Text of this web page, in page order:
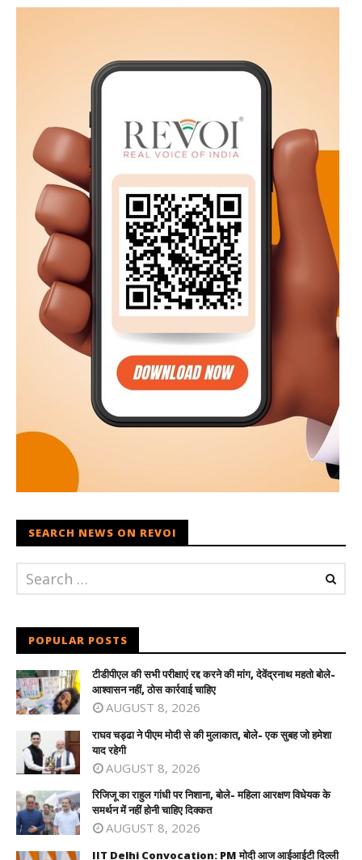
SEARCH NEWS ON REVOI
POPULAR POSTS
टीडीपीएल की सभी परीक्षाएं रद्द करने की मांग, देवेंद्रनाथ महतो बोले-
आश्वासन नहीं, ठोस कार्रवाई चाहिए
AUGUST 8, 2026
राघव चड्ढा ने पीएम मोदी से की मुलाकात, बोले- एक सुबह जो हमेशा
याद रहेगी
AUGUST 8, 2026
रिजिजू का राहुल गांधी पर निशाना, बोले- महिला आरक्षण विधेयक के
समर्थन में नहीं होनी चाहिए दिक्कत
AUGUST 8, 2026
IIT Delhi Convocation: PM मोदी आज आईआईटी दिल्ली